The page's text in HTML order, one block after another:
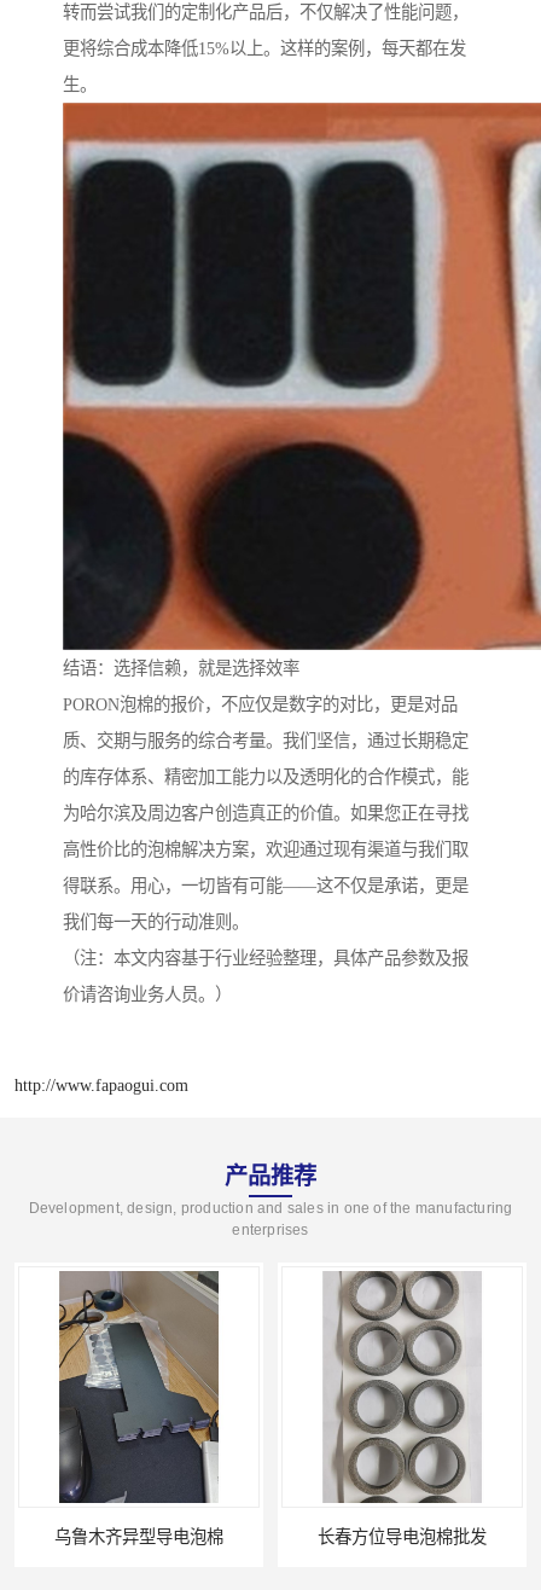
转而尝试我们的定制化产品后，不仅解决了性能问题，
更将综合成本降低15%以上。这样的案例，每天都在发
生。
结语：选择信赖，就是选择效率
PORON泡棉的报价，不应仅是数字的对比，更是对品
质、交期与服务的综合考量。我们坚信，通过长期稳定
的库存体系、精密加工能力以及透明化的合作模式，能
为哈尔滨及周边客户创造真正的价值。如果您正在寻找
高性价比的泡棉解决方案，欢迎通过现有渠道与我们取
得联系。用心，一切皆有可能——这不仅是承诺，更是
我们每一天的行动准则。
（注：本文内容基于行业经验整理，具体产品参数及报
价请咨询业务人员。）
http://www.fapaogui.com
产品推荐
Development, design, production and sales in one of the manufacturing
enterprises
乌鲁木齐异型导电泡棉 长春方位导电泡棉批发